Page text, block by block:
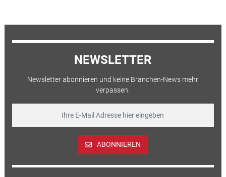
NEWSLETTER
Newsletter abonnieren und keine Branchen-News mehr
verpassen.
ABONNIEREN